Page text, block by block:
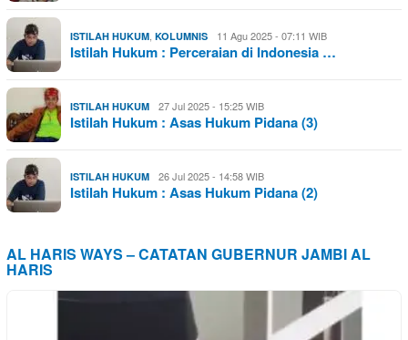
ISTILAH HUKUM, KOLUMNIS 11 Agu 2025 - 07:11 WIB
Istilah Hukum : Perceraian di Indonesia …
ISTILAH HUKUM 27 Jul 2025 - 15:25 WIB
Istilah Hukum : Asas Hukum Pidana (3)
ISTILAH HUKUM 26 Jul 2025 - 14:58 WIB
Istilah Hukum : Asas Hukum Pidana (2)
AL HARIS WAYS – CATATAN GUBERNUR JAMBI AL
HARIS